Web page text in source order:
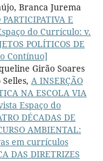
Branca Jurema
E
do Currículo: v.
POLÍTICOS DE
Contínuo]
Girão Soares
A INSERÇÃO
NA ESCOLA VIA
Espaço do
DÉCADAS DE
AMBIENTAL:
em currículos
DAS DIRETRIZES